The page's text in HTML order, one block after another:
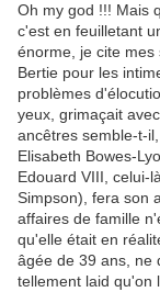
Oh my god !!! Mais
c'est en feuilletant
énorme, je cite mes
Bertie pour les
problèmes
yeux, grimaçait
ancêtres semble-t-
Elisabeth Bowes-
Edouard VIII, celui-
Simpson), fera son
affaires de famille
qu'elle était en
âgée de 39 ans, ne
tellement laid qu'on